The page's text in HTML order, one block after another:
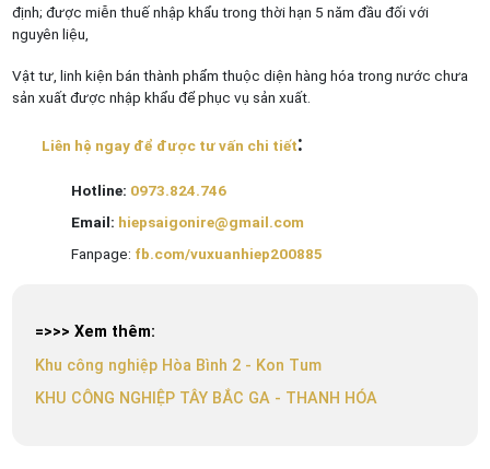
định; được miễn thuế nhập khẩu trong thời hạn 5 năm đầu đối với
nguyên liệu,
Vật tư, linh kiện bán thành phẩm thuộc diện hàng hóa trong nước chưa
sản xuất được nhập khẩu để phục vụ sản xuất.
Liên hệ ngay để được tư vấn chi tiết:
Hotline: 0973.824.746
Email: hiepsaigonire@gmail.com
Fanpage: fb.com/vuxuanhiep200885
=>>> Xem thêm:
Khu công nghiệp Hòa Bình 2 - Kon Tum
KHU CÔNG NGHIỆP TÂY BẮC GA - THANH HÓA